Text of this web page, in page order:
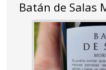
Batán de Salas